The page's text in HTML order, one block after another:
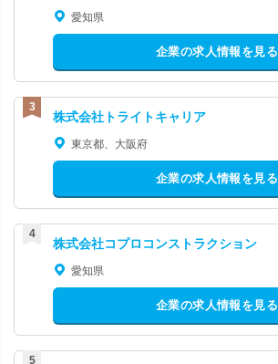
愛知県
企業の求人情報を見る
株式会社トライトキャリア
東京都、大阪府
企業の求人情報を見る
株式会社コプロコンストラクション
愛知県
企業の求人情報を見る